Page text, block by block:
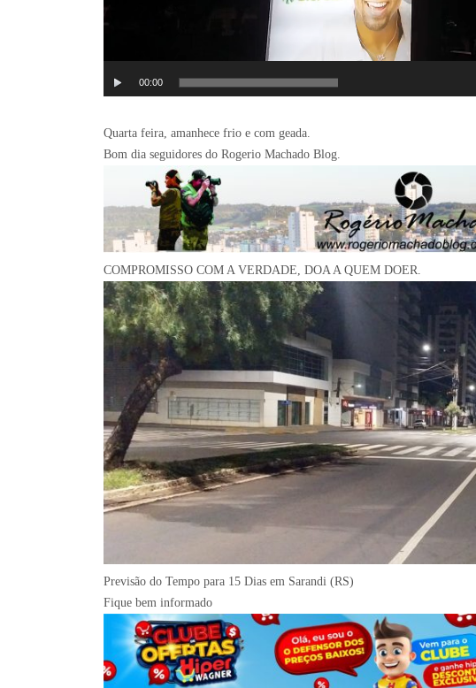
00:00
Quarta feira, amanhece frio e com geada.
Bom dia seguidores do Rogerio Machado Blog.
COMPROMISSO COM A VERDADE, DOA A QUEM DOER.
Previsão do Tempo para 15 Dias em Sarandi (RS)
Fique bem informado